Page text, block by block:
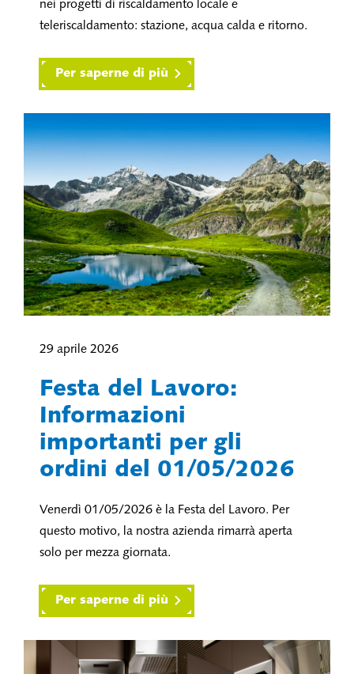
nei progetti di riscaldamento locale e
teleriscaldamento: stazione, acqua calda e ritorno.
Per saperne di più
29 aprile 2026
Festa del Lavoro:
Informazioni
importanti per gli
ordini del 01/05/2026
Venerdì 01/05/2026 è la Festa del Lavoro. Per
questo motivo, la nostra azienda rimarrà aperta
solo per mezza giornata.
Per saperne di più